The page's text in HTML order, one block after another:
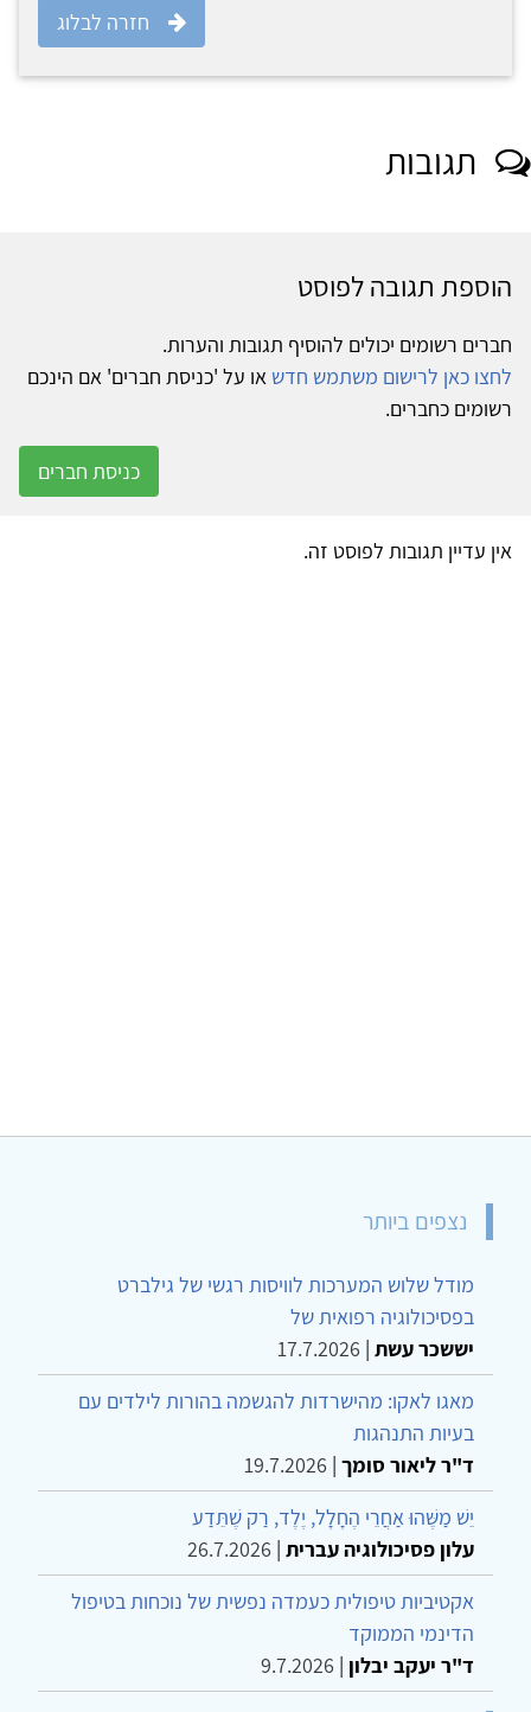
חזרה לבלוג
תגובות
הוספת תגובה לפוסט
חברים רשומים יכולים להוסיף תגובות והערות.
לחצו כאן לרישום משתמש חדש או על 'כניסת חברים' אם הינכם
רשומים כחברים.
כניסת חברים
אין עדיין תגובות לפוסט זה.
נצפים ביותר
מודל שלוש המערכות לוויסות רגשי של גילברט
בפסיכולוגיה רפואית של
יששכר עשת |
17.7.2026
מאגו לאקו: מהישרדות להגשמה בהורות לילדים עם
בעיות התנהגות
ד"ר ליאור סומך |
19.7.2026
יֵשׁ מַשֶּׁהוּ אַחֲרֵי הֶחָלָל, יֶלֶד, רַק שֶׁתֵּדַע
עלון פסיכולוגיה עברית |
26.7.2026
אקטיביות טיפולית כעמדה נפשית של נוכחות בטיפול
הדינמי הממוקד
ד"ר יעקב יבלון |
9.7.2026